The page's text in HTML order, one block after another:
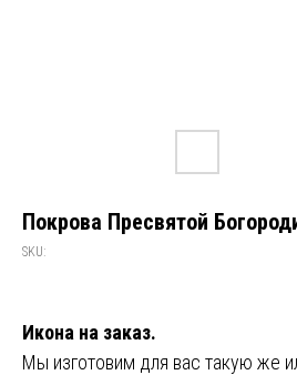
Покрова Пресвятой
SKU:
Икона на заказ.
Мы изготовим для вас такую же